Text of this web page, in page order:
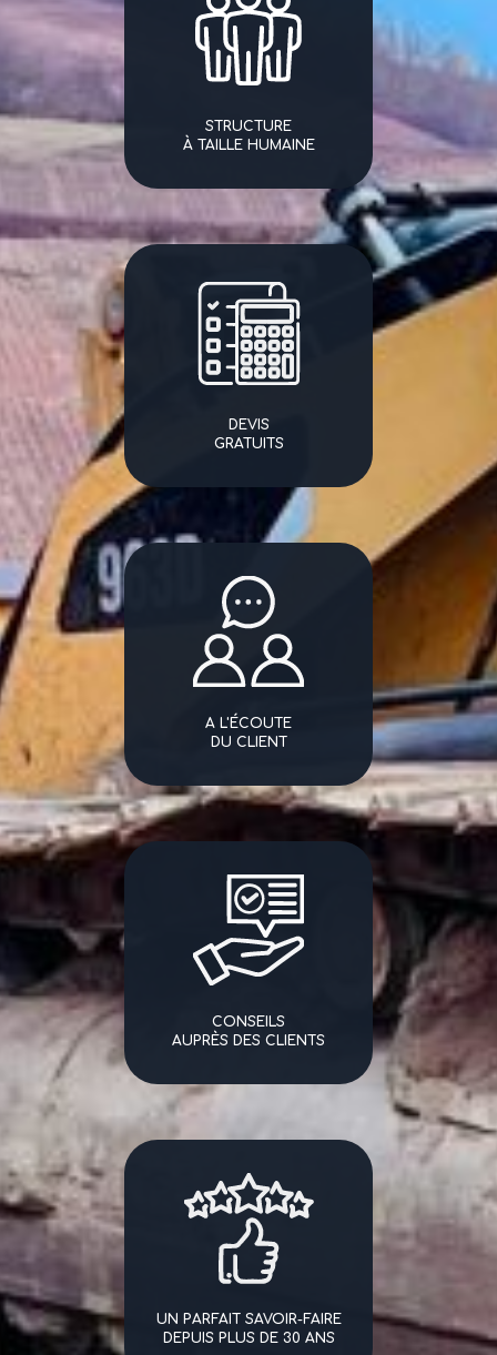
STRUCTURE
À TAILLE HUMAINE
DEVIS
GRATUITS
A L'ÉCOUTE
DU CLIENT
CONSEILS
AUPRÈS DES CLIENTS
UN PARFAIT SAVOIR-FAIRE
DEPUIS PLUS DE 30 ANS